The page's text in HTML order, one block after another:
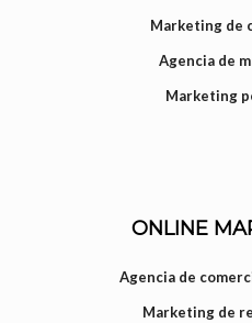
Marketing de
Agencia de
Marketing
ONLINE
Agencia de
Marketing de